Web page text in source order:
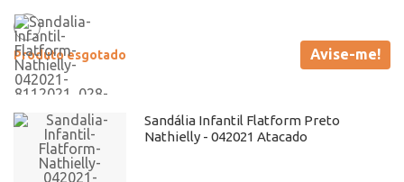
Produto esgotado Avise-me!
Sandália Infantil Flatform Preto
Nathielly - 042021 Atacado